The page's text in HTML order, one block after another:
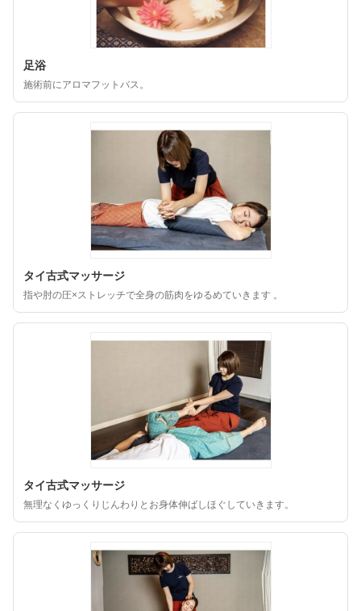
足浴
施術前にアロマフットバス。
タイ古式マッサージ
指や肘の圧×ストレッチで全身の筋肉をゆるめていきます 。
タイ古式マッサージ
無理なくゆっくりじんわりとお身体伸ばしほぐしていきます。